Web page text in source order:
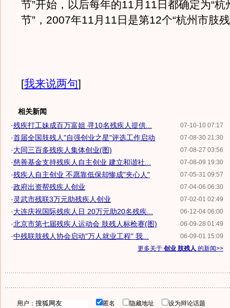
节”开始，以后每年的11月11日都确定为“杭
节”，2007年11月11日是第12个“杭州市肢
[我来说两句]
相关新闻
07-10-10 07:17
·残疾打工妹成百万富姐 寻10名残疾人提供...
07-08-30 21:30
·首届全国肢残人"自强创业之星"评选工作启动
07-08-27 03:56
·大同三百多残疾人集体创业(图)
07-08-09 19:30
·慈善基金支持残疾人自主创业 建立和谐社...
07-05-31 09:57
·残疾人自主创业 不愿靠低保却惨成"夹心人"
07-04-06 06:30
·政府出资帮残疾人创业
07-02-01 02:49
· 灵武市残联3万元助残疾人创业
06-12-04 06:00
·大连庆祝国际残疾人日 20万元助20名残疾...
06-09-28 01:49
·北京市第七届残疾人运动会 肢残人标枪赛(图)
06-09-01 15:09
·中残联肢残人协会启动"万人就业工程" 我...
更多关于 创业 肢残人 的新闻>>
用户： 匿名 隐藏地址
设为辩论话题